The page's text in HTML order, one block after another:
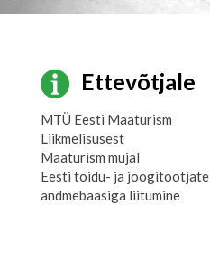
Ettevõtjale
MTÜ Eesti Maaturism
Liikmelisusest
Maaturism mujal
Eesti toidu- ja joogitootjate
andmebaasiga liitumine